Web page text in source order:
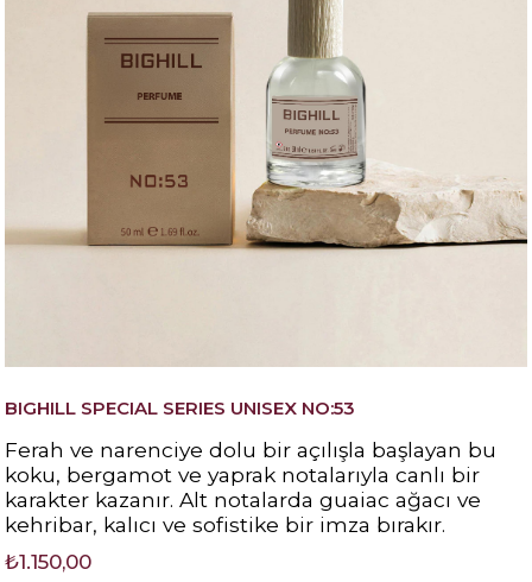
BIGHILL SPECIAL SERIES UNISEX NO:53
Ferah ve narenciye dolu bir açılışla başlayan bu
koku, bergamot ve yaprak notalarıyla canlı bir
karakter kazanır. Alt notalarda guaiac ağacı ve
kehribar, kalıcı ve sofistike bir imza bırakır.
₺1.150,00